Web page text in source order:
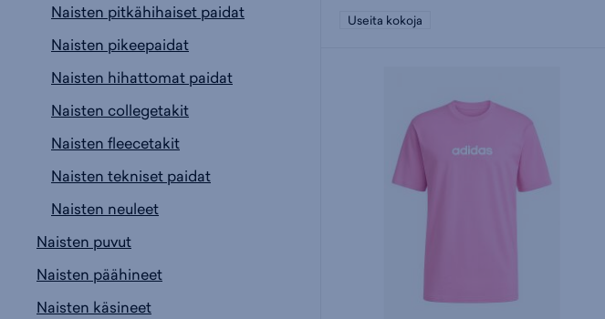
Naisten pitkähihaiset paidat
Naisten pikeepaidat
Naisten hihattomat paidat
Naisten collegetakit
Naisten fleecetakit
Naisten tekniset paidat
Naisten neuleet
Naisten puvut
Naisten päähineet
Naisten käsineet
Useita kokoja